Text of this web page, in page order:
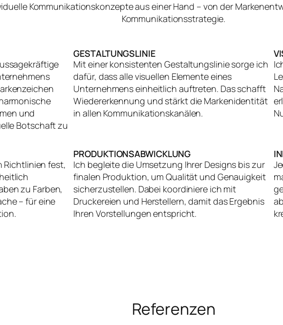
Kommunikationskonzepte aus einer Hand – von der
Kommunikationsstrategie.
und
Botschaft zu
GESTALTUNGSLINIE
Mit einer konsistenten Gestaltungslinie sorge ich
dafür, dass alle visuellen Elemente eines
Unternehmens einheitlich auftreten. Das schafft
Wiedererkennung und stärkt die Markenidentität
in allen Kommunikationskanälen.
Richtlinien fest,
zu Farben,
– für eine
PRODUKTIONSABWICKLUNG
Ich begleite die Umsetzung Ihrer Designs bis zur
finalen Produktion, um Qualität und Genauigkeit
sicherzustellen. Dabei koordiniere ich mit
Druckereien und Herstellern, damit das Ergebnis
Ihren Vorstellungen entspricht.
Referenzen